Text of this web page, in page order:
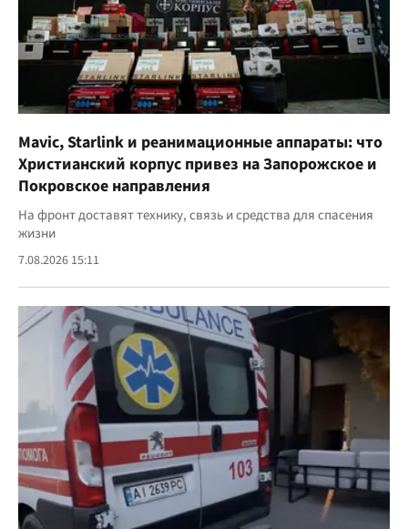
Mavic, Starlink и реанимационные аппараты: что
Христианский корпус привез на Запорожское и
Покровское направления
На фронт доставят технику, связь и средства для спасения
жизни
7.08.2026 15:11